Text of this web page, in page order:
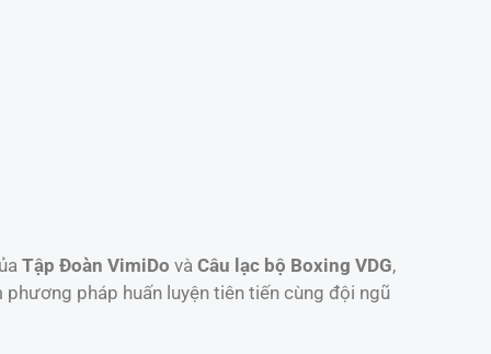
Tập Đoàn VimiDo và Câu lạc bộ Boxing VDG,
pháp huấn luyện tiên tiến cùng đội ngũ